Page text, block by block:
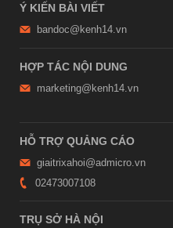
Ý KIẾN BÀI VIẾT
bandoc@kenh14.vn
HỢP TÁC NỘI DUNG
marketing@kenh14.vn
HỖ TRỢ QUẢNG CÁO
giaitrixahoi@admicro.vn
02473007108
TRỤ SỞ HÀ NỘI